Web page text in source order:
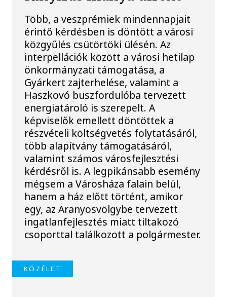
Több, a veszprémiek mindennapjait
érintő kérdésben is döntött a városi
közgyűlés csütörtöki ülésén. Az
interpellációk között a városi hetilap
önkormányzati támogatása, a
Gyárkert zajterhelése, valamint a
Haszkovó buszfordulóba tervezett
energiatároló is szerepelt. A
képviselők emellett döntöttek a
részvételi költségvetés folytatásáról,
több alapítvány támogatásáról,
valamint számos városfejlesztési
kérdésről is. A legpikánsabb esemény
mégsem a Városháza falain belül,
hanem a ház előtt történt, amikor
egy, az Aranyosvölgybe tervezett
ingatlanfejlesztés miatt tiltakozó
csoporttal találkozott a polgármester.
KÖZÉLET